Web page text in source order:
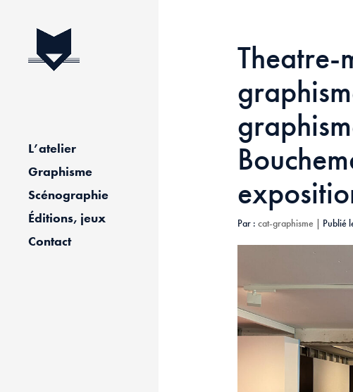
L’atelier
Graphisme
Scénographie
Éditions, jeux
Contact
Theatre-
Par : cat-graphisme | Publié